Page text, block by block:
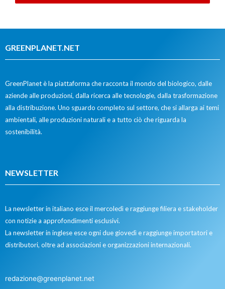
GREENPLANET.NET
GreenPlanet è la piattaforma che racconta il mondo del biologico, dalle
aziende alle produzioni, dalla ricerca alle tecnologie, dalla trasformazione
alla distribuzione. Uno sguardo completo sul settore, che si allarga ai temi
ambientali, alle produzioni naturali e a tutto ciò che riguarda la
sostenibilità.
NEWSLETTER
La newsletter in italiano esce il mercoledì e raggiunge filiera e stakeholder
con notizie a approfondimenti esclusivi.
La newsletter in inglese esce ogni due giovedì e raggiunge importatori e
distributori, oltre ad associazioni e organizzazioni internazionali.
redazione@greenplanet.net